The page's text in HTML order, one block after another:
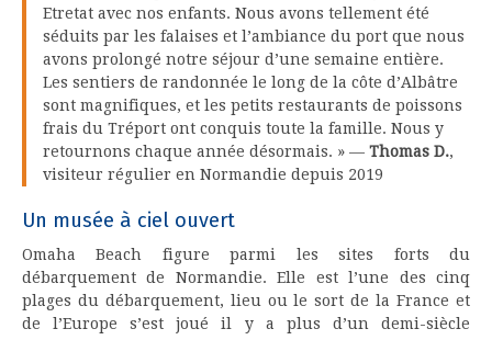
Etretat avec nos enfants. Nous avons tellement été
séduits par les falaises et l’ambiance du port que nous
avons prolongé notre séjour d’une semaine entière.
Les sentiers de randonnée le long de la côte d’Albâtre
sont magnifiques, et les petits restaurants de poissons
frais du Tréport ont conquis toute la famille. Nous y
retournons chaque année désormais. » — Thomas D.,
visiteur régulier en Normandie depuis 2019
Un musée à ciel ouvert
Omaha Beach figure parmi les sites forts du
débarquement de Normandie. Elle est l’une des cinq
plages du débarquement, lieu ou le sort de la France et
de l’Europe s’est joué il y a plus d’un demi-siècle